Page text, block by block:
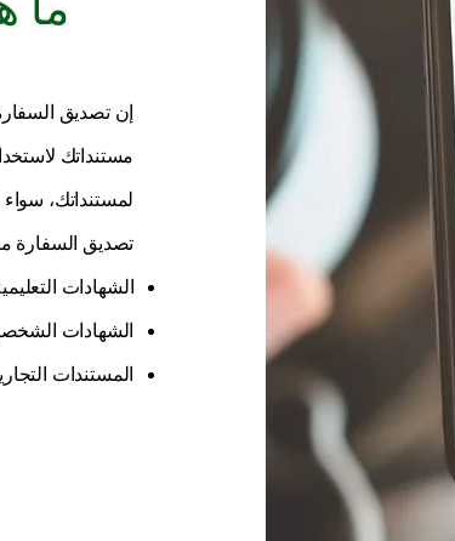
إن تصديق
مستنداتك
لمستنداتك، سواء
تصديق السفارة
الشهادات
الشهادات
المستندات